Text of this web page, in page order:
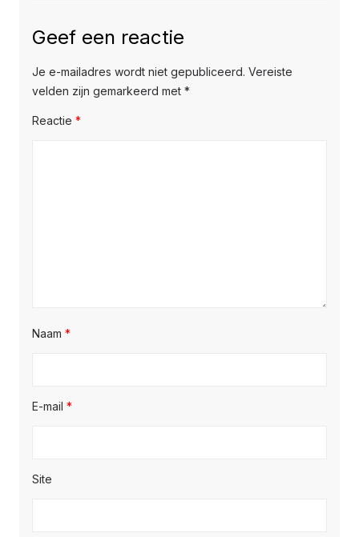
Geef een reactie
Je e-mailadres wordt niet gepubliceerd. Vereiste
velden zijn gemarkeerd met *
Reactie *
Naam *
E-mail *
Site